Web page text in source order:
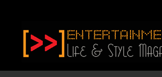
springenBase.de